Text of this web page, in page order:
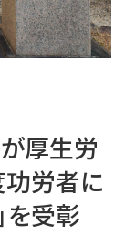
厚生労
功労者に
を受彰